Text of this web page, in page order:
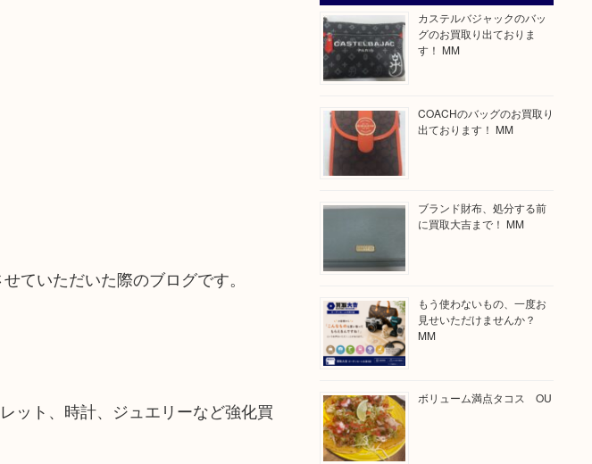
ていただいた際のブログです。
ット、時計、ジュエリーなど強化買
カステルバジャックのバッ
グのお買取り出ておりま
す！ MM
COACHのバッグのお買取り
出ております！ MM
ブランド財布、処分する前
に買取大吉まで！ MM
もう使わないもの、一度お
見せいただけませんか？
MM
ボリューム満点タコス OU